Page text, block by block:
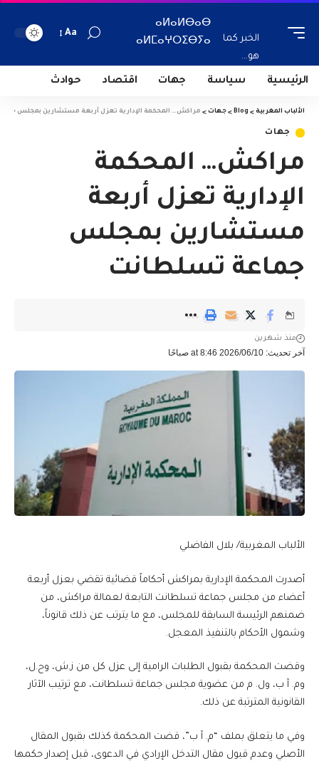
الخبر كما
هو...
ⴰⵍⴰⵍⴱⴰⴱ
ⴰⵍⵎⴰⵖⵔⵉⴱⵢⴰ
Aa
الرئيسية سياسة جهات اقتصاد حوادث
الألباب المغربية >
Blog
> جهات > مراكش… المحكمة الإدارية تعزل أربعة مستشارين بمجلس
جهات
مراكش… المحكمة
الإدارية تعزل أربعة
مستشارين بمجلس
جماعة تسلطانت
آخر تحديث: 2026/06/10 at 8:46 صباحًا
منذ شهرين
الألباب المغربية/ بلال الفاضلي
أصدرت المحكمة الإدارية بمراكش أحكاماً قضائية تقضي بعزل أربعة
أعضاء من مجلس جماعة تسلطانت التابعة لعمالة مراكش، من
ضمنهم الرئيسة السابقة للمجلس، مع ما يترتب عن ذلك قانوناً،
وشمول الأحكام بالتنفيذ المعجل.
وقضت المحكمة بقبول الطلبات الرامية إلى عزل كل من ز.ش، وح.ل،
وم. آ ب، ول. م من عضوية مجلس جماعة تسلطانت، مع ترتيب الآثار
القانونية المترتبة عن ذلك.
وفي ما يتعلق بملف “م. آ ب”، قضت المحكمة كذلك بقبول المقال
الأصلي وعدم قبول مقال التدخل الإرادي في الدعوى، قبل إصدار حكمها